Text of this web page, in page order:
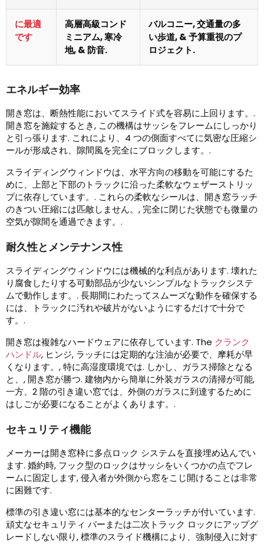
に最適
です
高層高級コンド
ミニアム, 寒冷
地, & 防音.
バルコニー, 交通量の多
い歩道, & 予算重視のプ
ロジェクト.
エネルギー効率
開き窓は、断熱性能においてスライド式を容易に上回ります。.
開き窓を施錠するとき, この機構はサッシをフレームにしっかり
と引っ張ります. これにより、4 つの側面すべてに気密な圧縮シ
ールが形成され、隙間風を完全にブロックします。.
スライディングウィンドウは、水平方向の移動を可能にするた
めに、上部と下部のトラックに沿った柔軟なウェザーストリッ
プに依存しています。. これらの柔軟なシールは、開き窓ラッチ
のきつい圧縮には匹敵しません。, 完全に閉じた状態でも微量の
空気が隙間を通過できます。.
耐久性とメンテナンス性
スライディングウィンドウには機械的な利点があります. 壊れた
り腐食したりする可動部品が少ないシンプルなトラックシステ
ムで動作します。. 長期間にわたってスムーズな動作を確保する
には、トラックに汚れや破片がないようにするだけで十分で
す。.
開き窓は複雑なハードウェアに依存しています. The クランク
ハンドル, ヒンジ, ラッチには定期的な注油が必要で、摩耗が早
くなります。, 特に高湿度環境では. しかし、ガラス掃除となる
と、, 開き窓が勝つ. 建物内から簡単に外装ガラスの清掃が可能,
一方、2 階の引き違い窓では、外側のガラスに到達するために
はしごが必要になることがよくあります。.
セキュリティ機能
メーカーは開き窓枠に多点ロック システムを直接埋め込んでい
ます. 婚約時, フック型のロックはサッシをいくつかの点でフレ
ームに固定します, 侵入者が外側から窓をこじ開けることは非常
に困難です.
標準の引き違い窓には基本的なセンターラッチが付いています.
頑丈なセキュリティ バーまたは二次トラック ロックにアップグ
レードしない限り, 標準のスライド機構により、強制侵入に対す